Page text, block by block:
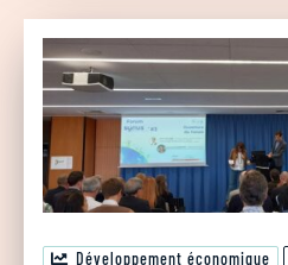
Développement économique